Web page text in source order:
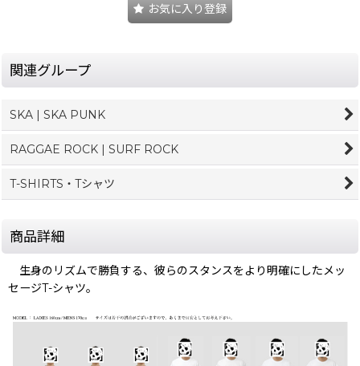
お気に入り登録
関連グループ
SKA | SKA PUNK
RAGGAE ROCK | SURF ROCK
T-SHIRTS・Tシャツ
商品詳細
生身のリズムで勝負する、彼らのスタンスをより明確にしたメッ
セージT-シャツ。